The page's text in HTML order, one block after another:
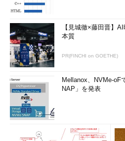
【見城徹×藤田晋】
本質
PR(FINCHI on GOETHE)
Mellanox、NVMe-oF
NAP」を発表